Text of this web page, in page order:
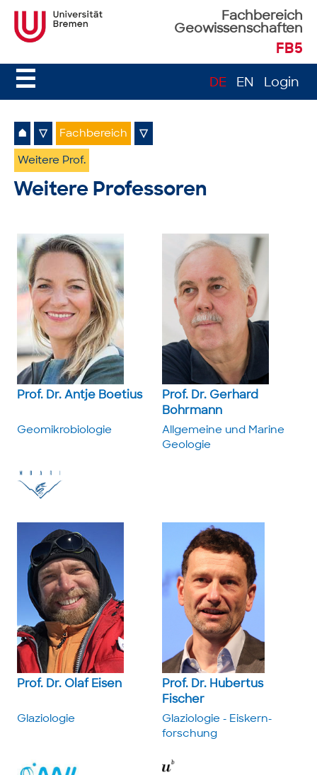
Fachbereich
Geowissenschaften
FB5
☰ DE EN Login
⌂ ▽ Fachbereich ▽
Weitere Prof.
Weitere Professoren
Prof. Dr. Antje Boetius
Geomikro­biologie
Prof. Dr. Gerhard
Bohrmann
Allgemeine und ­Marine
Geologie
Prof. Dr. Olaf Eisen
Glaziologie
Prof. Dr. Hubertus
Fischer
Glaziologie - Eiskern­
forschung